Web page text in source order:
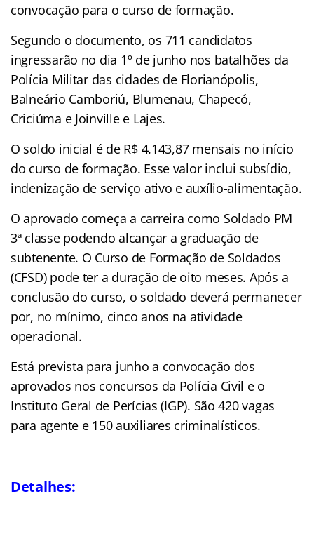
convocação para o curso de formação.
Segundo o documento, os 711 candidatos
ingressarão no dia 1º de junho nos batalhões da
Polícia Militar das cidades de Florianópolis,
Balneário Camboriú, Blumenau, Chapecó,
Criciúma e Joinville e Lajes.
O soldo inicial é de R$ 4.143,87 mensais no início
do curso de formação. Esse valor inclui subsídio,
indenização de serviço ativo e auxílio-alimentação.
O aprovado começa a carreira como Soldado PM
3ª classe podendo alcançar a graduação de
subtenente. O Curso de Formação de Soldados
(CFSD) pode ter a duração de oito meses. Após a
conclusão do curso, o soldado deverá permanecer
por, no mínimo, cinco anos na atividade
operacional.
Está prevista para junho a convocação dos
aprovados nos concursos da Polícia Civil e o
Instituto Geral de Perícias (IGP). São 420 vagas
para agente e 150 auxiliares criminalísticos.
Detalhes: